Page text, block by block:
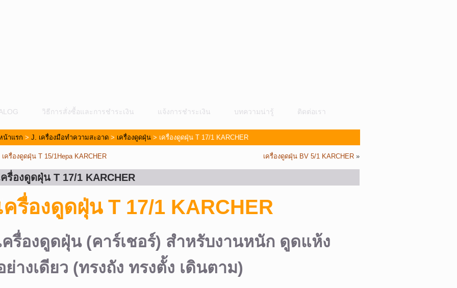
วิธีการสั่งซื้อและการชำระเงิน แจ้งการชำระเงิน บทความน่ารู้ ติดต่อเรา
น้าแรก > J. เครื่องมือทำความสะอาด > เครื่องดูดฝุ่น > เครื่องดูดฝุ่น T 17/1 KARCHER
เครื่องดูดฝุ่น T 15/1Hepa KARCHER เครื่องดูดฝุ่น BV 5/1 KARCHER »
ครื่องดูดฝุ่น T 17/1 KARCHER
ครื่องดูดฝุ่น T 17/1 KARCHER
ครื่องดูดฝุ่น (คาร์เชอร์) สำหรับงานหนัก ดูดแห้ง
ย่างเดียว (ทรงถัง ทรงตั้ง เดินตาม)